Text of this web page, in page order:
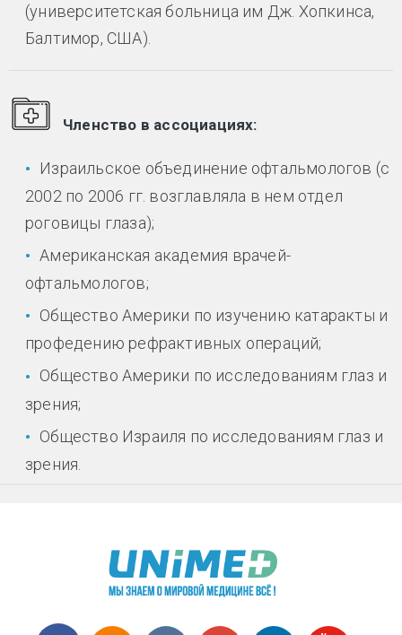
(университетская больница им Дж. Хопкинса,
Балтимор, США).
Членство в ассоциациях:
Израильское объединение офтальмологов (с
2002 по 2006 гг. возглавляла в нем отдел
роговицы глаза);
Американская академия врачей-
офтальмологов;
Общество Америки по изучению катаракты и
профедению рефрактивных операций;
Общество Америки по исследованиям глаз и
зрения;
Общество Израиля по исследованиям глаз и
зрения.